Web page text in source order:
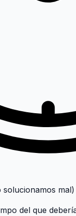
mal)
del que